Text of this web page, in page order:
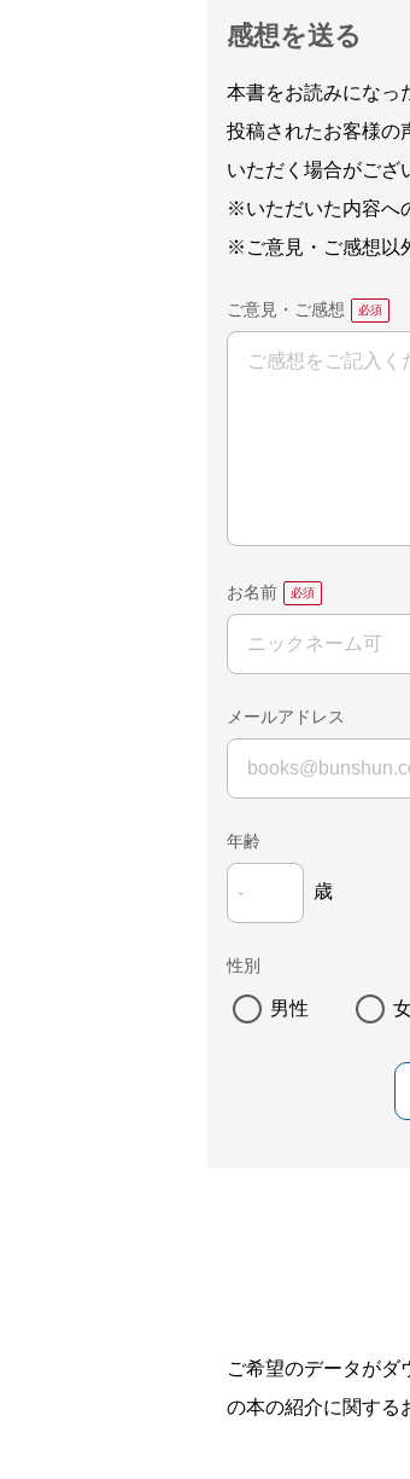
感想を送る
本書をお読みになっ
投稿されたお客様の
いただく場合がござ
※いただいた内容へ
※ご意見・ご感想以
ご意見・ご感想
お名前
メールアドレス
年齢
歳
性別
男性
ご希望のデータがダ
の本の紹介に関する